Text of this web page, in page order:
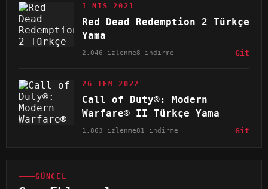
1 NIS 2021
Red Dead Redemption 2 Türkçe
Yama
2.046 izlenme8 indirme Git
26 TEM 2022
Call of Duty®: Modern
Warfare® II Türkçe Yama
1.863 izlenme81 indirme Git
GÜNCEL